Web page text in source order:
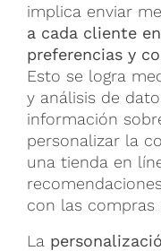
implica enviar
a cada cliente
preferencias y
Esto se logra
y análisis de
información
personalizar la
una tienda en
con las compras
La